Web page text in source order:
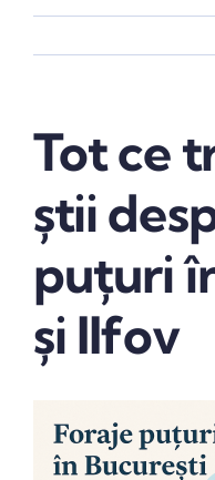
Tot ce
știi
puțuri
și Ilfov